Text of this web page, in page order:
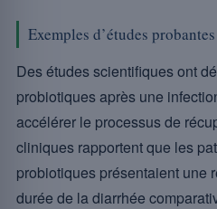
Exemples d’études probantes
Des études scientifiques ont
probiotiques après une
accélérer le processus de
cliniques rapportent que les
probiotiques présentaient une
durée de la diarrhée